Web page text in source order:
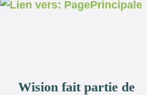
Wision fait partie de